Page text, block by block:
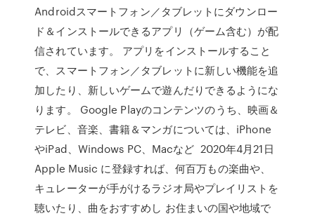
Androidスマートフォン／タブレットにダウンロー
ド＆インストールできるアプリ（ゲーム含む）が配
信されています。 アプリをインストールすること
で、スマートフォン／タブレットに新しい機能を追
加したり、新しいゲームで遊んだりできるようにな
ります。 Google Playのコンテンツのうち、映画＆
テレビ、音楽、書籍＆マンガについては、iPhone
やiPad、Windows PC、Macなど 2020年4月21日
Apple Music に登録すれば、何百万もの楽曲や、
キュレーターが手がけるラジオ局やプレイリストを
聴いたり、曲をおすすめし お住まいの国や地域で